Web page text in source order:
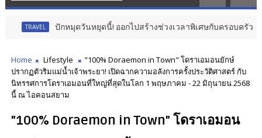
ปักหมุดวันหยุดนี้! ออกไปสร้างช่วงเวลาพิเศษกับครอบครัว สร้างคว
Home Lifestyle
"100% Doraemon in Town" โดราเอมอนยักษ์
ปรากฏตัวริมแม่น้ำเจ้าพระยา! เปิดฉากความอลังการครั้งประวัติศาสตร์ กับ
นิทรรศการโดราเอมอนที่ใหญ่ที่สุดในโลก 1 พฤษภาคม - 22 มิถุนายน 2568
นี้ ณ ไอคอนสยาม
"100% Doraemon in Town" โดราเอมอน